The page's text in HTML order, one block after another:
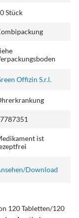
Stück
Offizin S.r.l.
ist
Download
120 Tabletten/120